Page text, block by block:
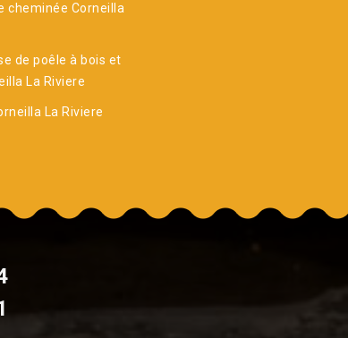
cheminée Corneilla
de poêle à bois et
La Riviere
La Riviere